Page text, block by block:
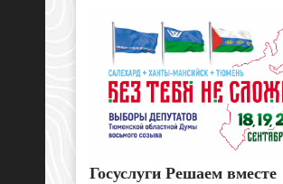
Госуслуги Решаем вместе